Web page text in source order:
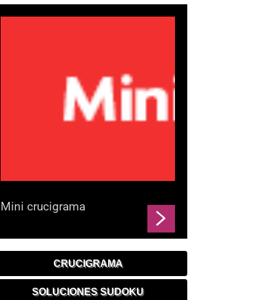
Mini crucigrama
CRUCIGRAMA
SOLUCIONES SUDOKU